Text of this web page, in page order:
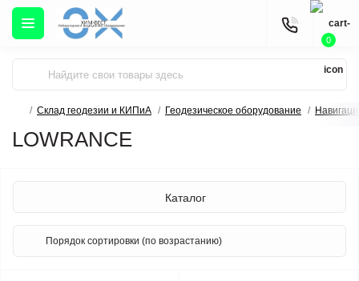
0
Склад геодезии и КИПиА Геодезическое оборудование
LOWRANCE
Каталог